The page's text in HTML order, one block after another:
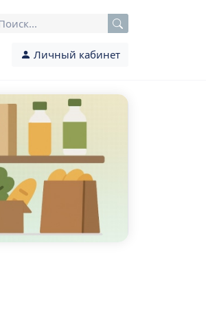
Личный кабинет